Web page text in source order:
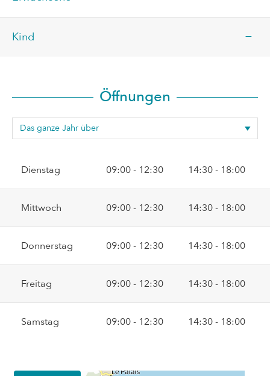
Kind —
Öffnungen
Dienstag 09:00 - 12:30 14:30 - 18:00
Mittwoch 09:00 - 12:30 14:30 - 18:00
Donnerstag 09:00 - 12:30 14:30 - 18:00
Freitag 09:00 - 12:30 14:30 - 18:00
Samstag 09:00 - 12:30 14:30 - 18:00